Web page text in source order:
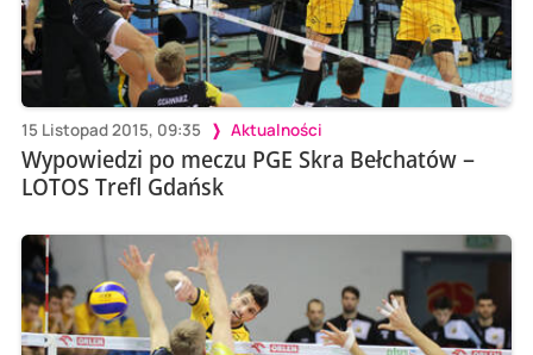
15 Listopad 2015, 09:35 Aktualności
Wypowiedzi po meczu PGE Skra Bełchatów –
LOTOS Trefl Gdańsk